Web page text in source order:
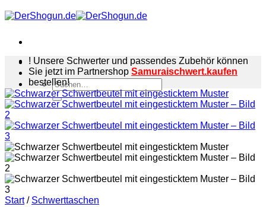
Zum
Inhalt
Suchen
nach:
! Unsere Schwerter und passendes Zubehör können
Sie jetzt im Partnershop Samuraischwert.kaufen
bestellen!
Start / Schwerttaschen